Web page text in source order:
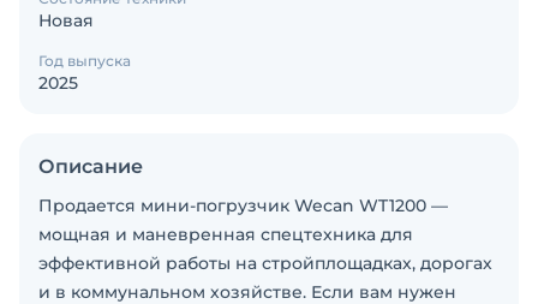
Новая
Год выпуска
2025
Описание
Продается мини-погрузчик Wecan WT1200 —
мощная и маневренная спецтехника для
эффективной работы на стройплощадках, дорогах
и в коммунальном хозяйстве. Если вам нужен